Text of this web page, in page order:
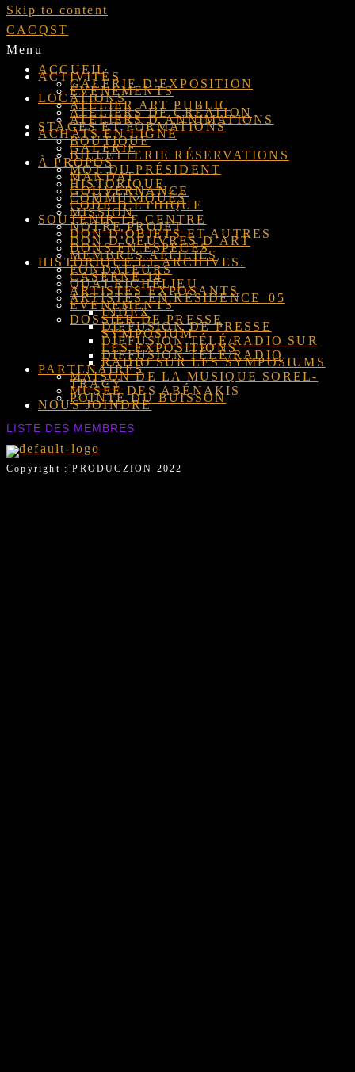
Skip to content
CACQST
Menu
ACCUEIL
ACTIVITÉS
GALERIE D’EXPOSITION
ÉVÉNEMENTS
LOCATIONS
ATELIER ART PUBLIC
ATELIERS DE CRÉATION
ATELIERS D’ANNIMATIONS
STAGES ET FORMATIONS
ACHATS EN LIGNE
BOUTIQUE
GALERIE
BILLETTERIE RÉSERVATIONS
À PROPOS
MOT DU PRÉSIDENT
MANDAT
HISTORIQUE
GOUVERNANCE
COMMUNIQUÉS
CODE D’ÉTHIQUE
MISSION
SOUTENIR LE CENTRE
NOTRE PROJET
DON D’OBJETS ET AUTRES
DON D’OEUVRES D’ART
DONS EN ESPÈCES
MEMBRES AFFILIÉS
HISTORIQUE ET ARCHIVES.
FONDATEURS
CASERNE 14
QUAI RICHELIEU
ARTISTES EXPOSANTS
ARTISTES EN RÉSIDENCE_05
ÉVÉNEMENTS
INDEX
DOSSIER DE PRESSE
DIFFUSION DE PRESSE
SYMPOSIUM
DIFFUSION TÉLÉ/RADIO SUR
LES EXPOSITIONS
DIFFUSION TÉLÉ/RADIO
RADIO SUR LES SYMPOSIUMS
PARTENAIRES
MAISON DE LA MUSIQUE SOREL-
TRACY
MUSÉE DES ABÉNAKIS
POINTE DU BUISSON
NOUS JOINDRE
LISTE DES MEMBRES
Copyright : PRODUCZION 2022